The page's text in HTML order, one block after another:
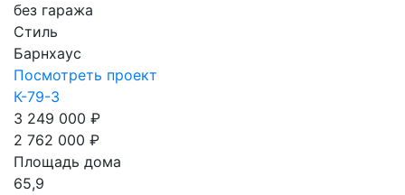
без гаража
Стиль
Барнхаус
Посмотреть проект
К-79-3
3 249 000 ₽
2 762 000 ₽
Площадь дома
65,9